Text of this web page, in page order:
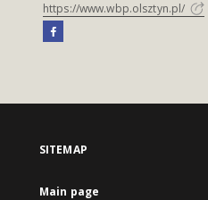
https://www.wbp.olsztyn.pl/
SITEMAP
Main page